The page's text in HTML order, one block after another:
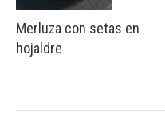
Merluza con setas en
hojaldre